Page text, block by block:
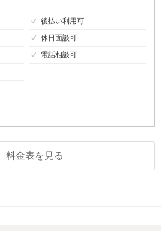
後払い利用可
休日面談可
電話相談可
料金表を見る